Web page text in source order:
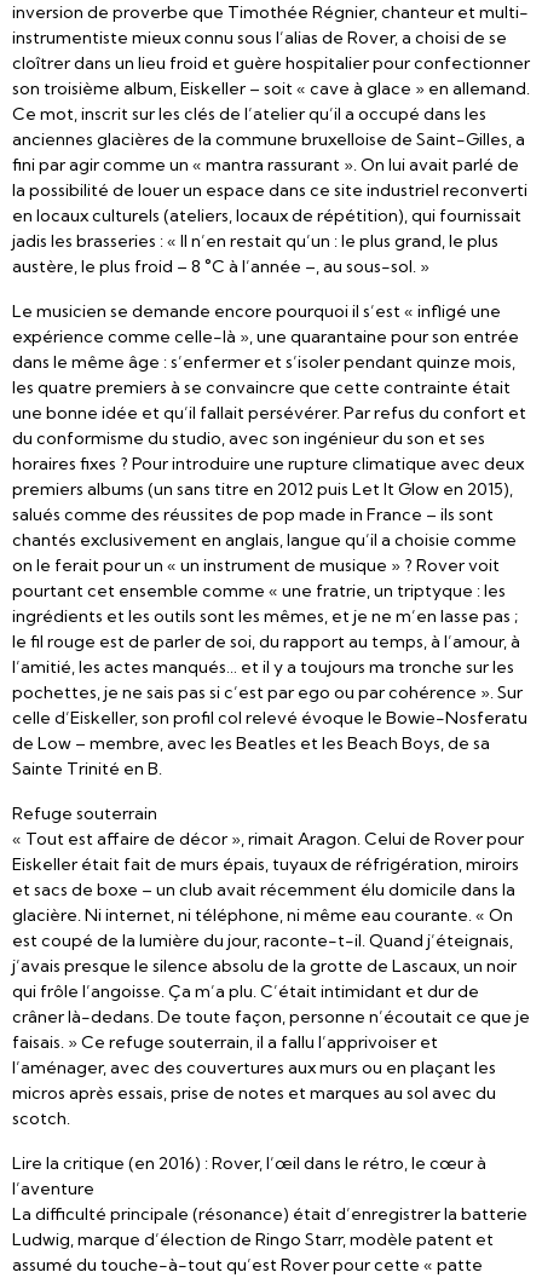
inversion de proverbe que Timothée Régnier, chanteur et multi-
instrumentiste mieux connu sous l’alias de Rover, a choisi de se
cloîtrer dans un lieu froid et guère hospitalier pour confectionner
son troisième album, Eiskeller – soit « cave à glace » en allemand.
Ce mot, inscrit sur les clés de l’atelier qu’il a occupé dans les
anciennes glacières de la commune bruxelloise de Saint-Gilles, a
fini par agir comme un « mantra rassurant ». On lui avait parlé de
la possibilité de louer un espace dans ce site industriel reconverti
en locaux culturels (ateliers, locaux de répétition), qui fournissait
jadis les brasseries : « Il n’en restait qu’un : le plus grand, le plus
austère, le plus froid – 8 °C à l’année –, au sous-sol. »
Le musicien se demande encore pourquoi il s’est « infligé une
expérience comme celle-là », une quarantaine pour son entrée
dans le même âge : s’enfermer et s’isoler pendant quinze mois,
les quatre premiers à se convaincre que cette contrainte était
une bonne idée et qu’il fallait persévérer. Par refus du confort et
du conformisme du studio, avec son ingénieur du son et ses
horaires fixes ? Pour introduire une rupture climatique avec deux
premiers albums (un sans titre en 2012 puis Let It Glow en 2015),
salués comme des réussites de pop made in France – ils sont
chantés exclusivement en anglais, langue qu’il a choisie comme
on le ferait pour un « un instrument de musique » ? Rover voit
pourtant cet ensemble comme « une fratrie, un triptyque : les
ingrédients et les outils sont les mêmes, et je ne m’en lasse pas ;
le fil rouge est de parler de soi, du rapport au temps, à l’amour, à
l’amitié, les actes manqués… et il y a toujours ma tronche sur les
pochettes, je ne sais pas si c’est par ego ou par cohérence ». Sur
celle d’Eiskeller, son profil col relevé évoque le Bowie-Nosferatu
de Low – membre, avec les Beatles et les Beach Boys, de sa
Sainte Trinité en B.
Refuge souterrain
« Tout est affaire de décor », rimait Aragon. Celui de Rover pour
Eiskeller était fait de murs épais, tuyaux de réfrigération, miroirs
et sacs de boxe – un club avait récemment élu domicile dans la
glacière. Ni internet, ni téléphone, ni même eau courante. « On
est coupé de la lumière du jour, raconte-t-il. Quand j’éteignais,
j’avais presque le silence absolu de la grotte de Lascaux, un noir
qui frôle l’angoisse. Ça m’a plu. C’était intimidant et dur de
crâner là-dedans. De toute façon, personne n’écoutait ce que je
faisais. » Ce refuge souterrain, il a fallu l’apprivoiser et
l’aménager, avec des couvertures aux murs ou en plaçant les
micros après essais, prise de notes et marques au sol avec du
scotch.
Lire la critique (en 2016) : Rover, l’œil dans le rétro, le cœur à
l’aventure
La difficulté principale (résonance) était d’enregistrer la batterie
Ludwig, marque d’élection de Ringo Starr, modèle patent et
assumé du touche-à-tout qu’est Rover pour cette « patte